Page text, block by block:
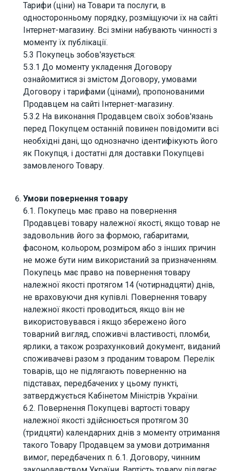
Тарифи (ціни) на Товари та послуги, в
односторонньому порядку, розміщуючи їх на сайті
Інтернет-магазину. Всі зміни набувають чинності з
моменту їх публікації.
5.3 Покупець зобов'язується:
5.3.1 До моменту укладення Договору
ознайомитися зі змістом Договору, умовами
Договору і тарифами (цінами), пропонованими
Продавцем на сайті Інтернет-магазину.
5.3.2 На виконання Продавцем своїх зобов'язань
перед Покупцем останній повинен повідомити всі
необхідні дані, що однозначно ідентифікують його
як Покупця, і достатні для доставки Покупцеві
замовленого Товару.
Умови повернення товару
6.1. Покупець має право на повернення
Продавцеві товару належної якості, якщо товар не
задовольнив його за формою, габаритами,
фасоном, кольором, розміром або з інших причин
не може бути ним використаний за призначенням.
Покупець має право на повернення товару
належної якості протягом 14 (чотирнадцяти) днів,
не враховуючи дня купівлі. Повернення товару
належної якості проводиться, якщо він не
використовувався і якщо збережено його
товарний вигляд, споживчі властивості, пломби,
ярлики, а також розрахунковий документ, виданий
споживачеві разом з проданим товаром. Перелік
товарів, що не підлягають поверненню на
підставах, передбачених у цьому пункті,
затверджується Кабінетом Міністрів України.
6.2. Повернення Покупцеві вартості товару
належної якості здійснюється протягом 30
(тридцяти) календарних днів з моменту отримання
такого Товару Продавцем за умови дотримання
вимог, передбачених п. 6.1. Договору, чинним